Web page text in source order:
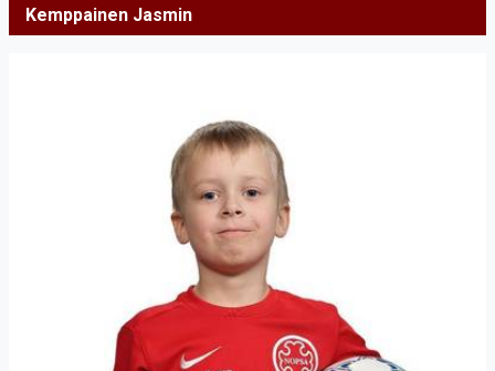
Kemppainen Jasmin